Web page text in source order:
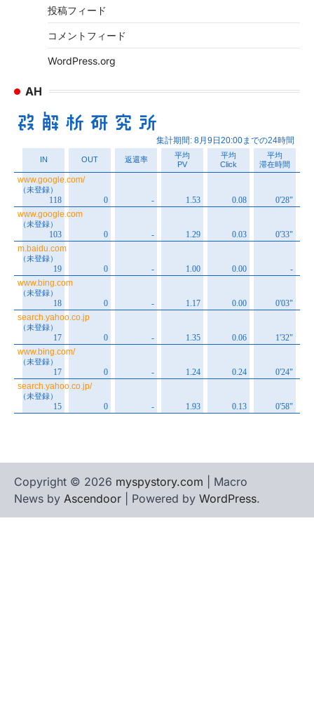
投稿フィード
コメントフィード
WordPress.org
AH
Copyright © 2026 myspystory.com | Macro
News by Ascendoor | Powered by WordPress.